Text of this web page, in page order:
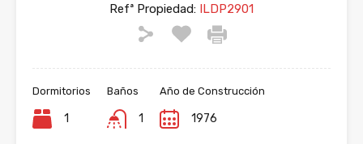
Refª Propiedad: ILDP2901
Dormitorios
1
Baños
1
Año de Construcción
1976